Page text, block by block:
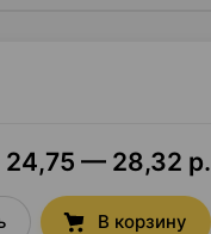
24,75 — 28,32 р.
В корзину